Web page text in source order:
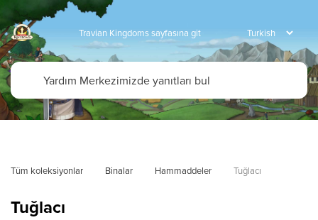
Travian Kingdoms sayfasına git
Tüm koleksiyonlar Binalar Hammaddeler Tuğlacı
Tuğlacı